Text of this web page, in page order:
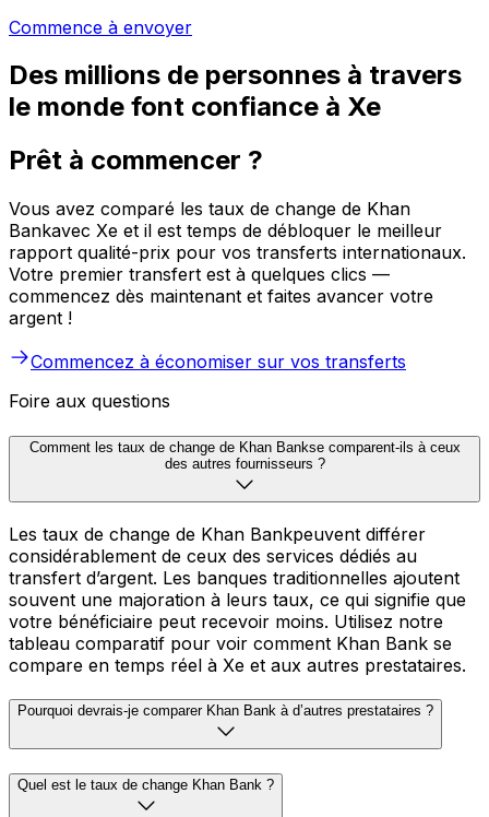
Commence à envoyer
Des millions de personnes à travers
le monde font confiance à Xe
Prêt à commencer ?
Vous avez comparé les taux de change de Khan
Bankavec Xe et il est temps de débloquer le meilleur
rapport qualité-prix pour vos transferts internationaux.
Votre premier transfert est à quelques clics —
commencez dès maintenant et faites avancer votre
argent !
Commencez à économiser sur vos transferts
Foire aux questions
Comment les taux de change de Khan Bankse comparent-ils à ceux
des autres fournisseurs ?
Les taux de change de Khan Bankpeuvent différer
considérablement de ceux des services dédiés au
transfert d’argent. Les banques traditionnelles ajoutent
souvent une majoration à leurs taux, ce qui signifie que
votre bénéficiaire peut recevoir moins. Utilisez notre
tableau comparatif pour voir comment Khan Bank se
compare en temps réel à Xe et aux autres prestataires.
Pourquoi devrais-je comparer Khan Bank à d’autres prestataires ?
Quel est le taux de change Khan Bank ?